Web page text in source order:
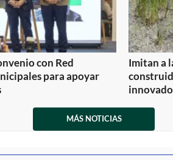
con Red
para apoyar
Imitan a
MÁS NOTICIAS